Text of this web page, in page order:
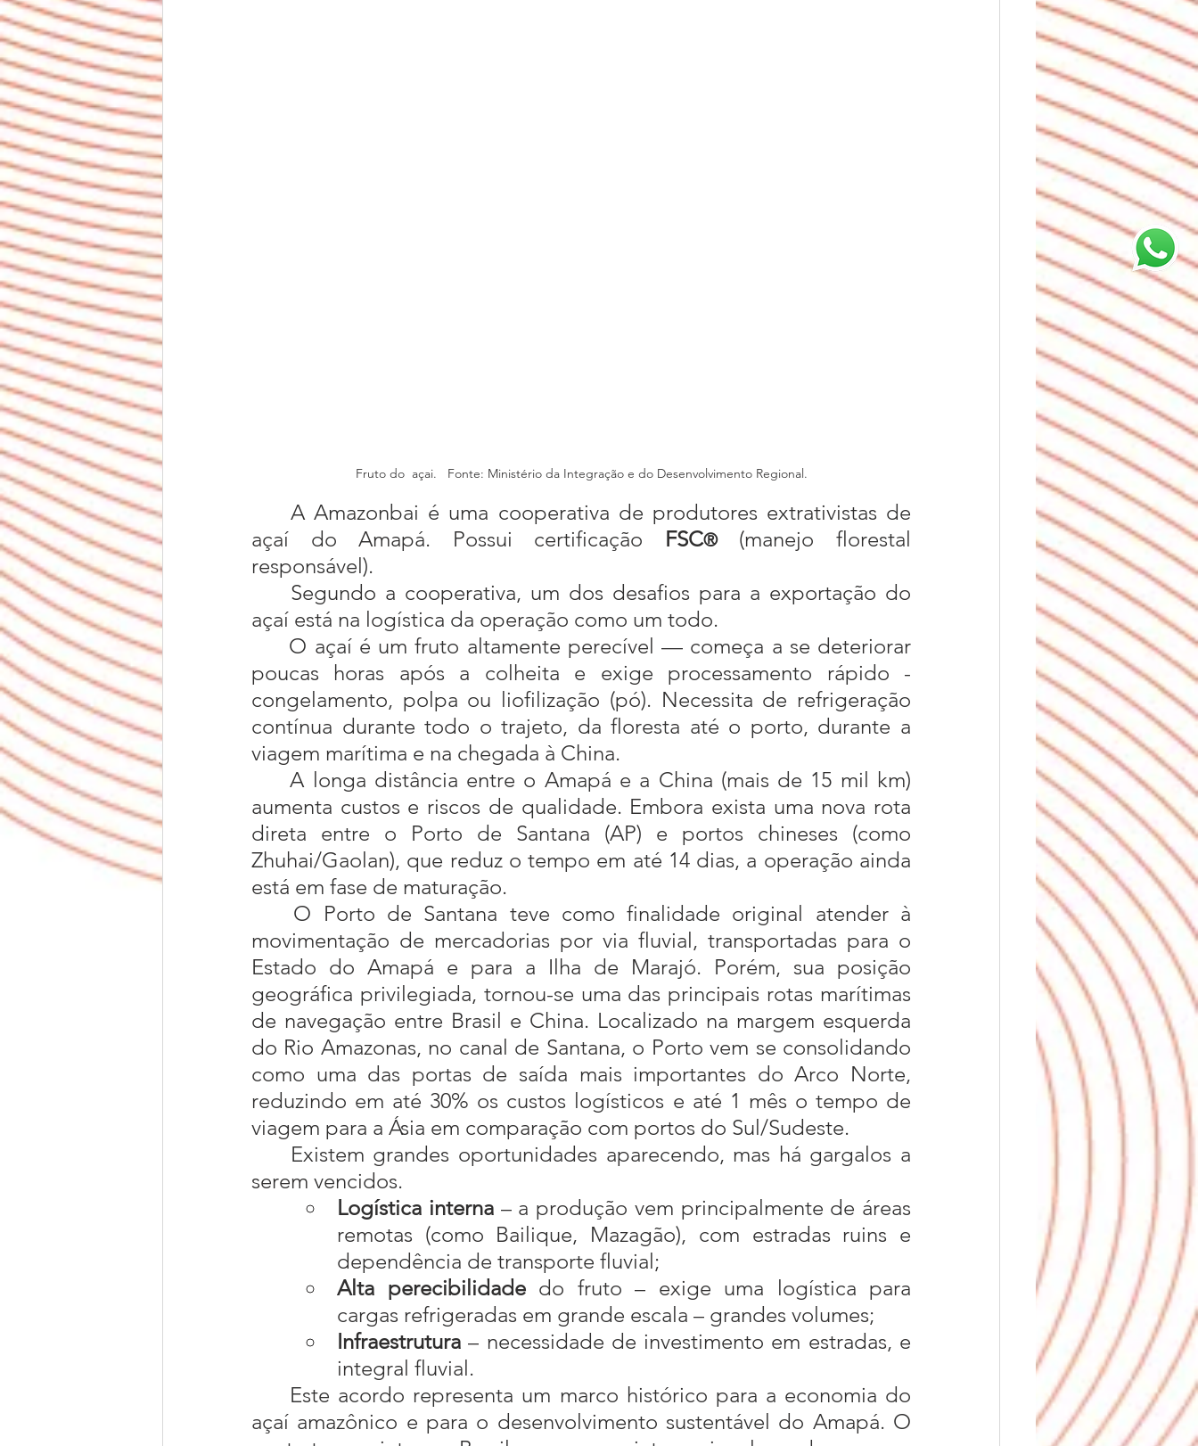
Fruto do  açai.   Fonte: Ministério da Integração e do Desenvolvimento Regional.
	A Amazonbai é uma cooperativa de produtores extrativistas de
açaí do Amapá. Possui certificação FSC® (manejo florestal
responsável).
açaí está na logística da operação como um todo.
poucas horas após a colheita e exige processamento rápido -
congelamento, polpa ou liofilização (pó). Necessita de refrigeração
contínua durante todo o trajeto, da floresta até o porto, durante a
viagem marítima e na chegada à China.
	A longa distância entre o Amapá e a China (mais de 15 mil km)
aumenta custos e riscos de qualidade. Embora exista uma nova rota
direta entre o Porto de Santana (AP) e portos chineses (como
Zhuhai/Gaolan), que reduz o tempo em até 14 dias, a operação ainda
está em fase de maturação.
movimentação de mercadorias por via fluvial, transportadas para o
Estado do Amapá e para a Ilha de Marajó. Porém, sua posição
geográfica privilegiada, tornou-se uma das principais rotas marítimas
de navegação entre Brasil e China. Localizado na margem esquerda
do Rio Amazonas, no canal de Santana, o Porto vem se consolidando
como uma das portas de saída mais importantes do Arco Norte,
reduzindo em até 30% os custos logísticos e até 1 mês o tempo de
viagem para a Ásia em comparação com portos do Sul/Sudeste.
serem vencidos.
Logística interna – a produção vem principalmente de áreas
remotas (como Bailique, Mazagão), com estradas ruins e
dependência de transporte fluvial;
Alta perecibilidade do fruto – exige uma logística para
cargas refrigeradas em grande escala – grandes volumes;
Infraestrutura – necessidade de investimento em estradas, e
integral fluvial.
açaí amazônico e para o desenvolvimento sustentável do Amapá. O